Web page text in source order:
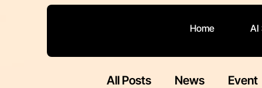
Home AI
All Posts News Event